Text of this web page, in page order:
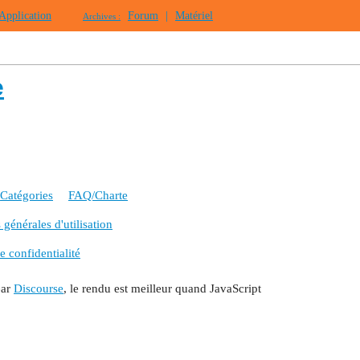
Archives : Forum Matériel
Catégories FAQ/Charte
d'utilisation
confidentialité
Discourse, le rendu est meilleur quand JavaScript